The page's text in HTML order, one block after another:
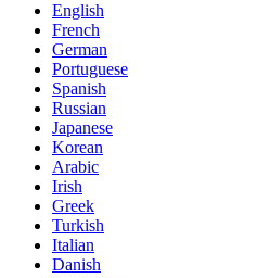
English
French
German
Portuguese
Spanish
Russian
Japanese
Korean
Arabic
Irish
Greek
Turkish
Italian
Danish